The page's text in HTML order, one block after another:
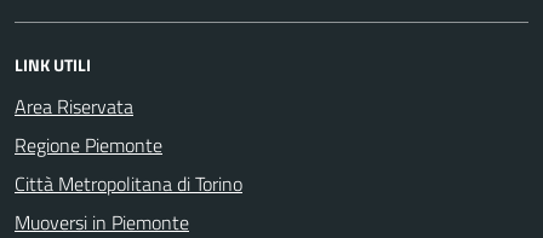
LINK UTILI
Area Riservata
Regione Piemonte
Città Metropolitana di Torino
Muoversi in Piemonte